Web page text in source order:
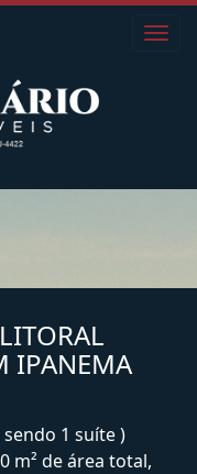
IPANEMA
1 suíte )
m² de área total,